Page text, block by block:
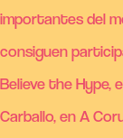
importantes del
consiguen
Believe the Hype,
Carballo, en A